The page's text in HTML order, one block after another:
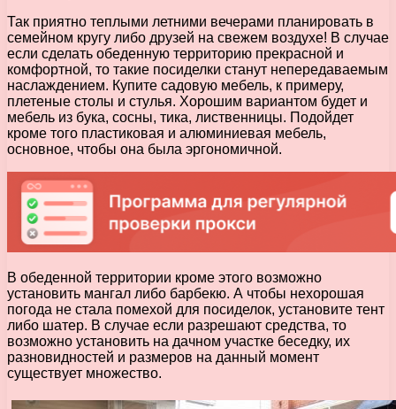
Так приятно теплыми летними вечерами планировать в
семейном кругу либо друзей на свежем воздухе! В случае
если сделать обеденную территорию прекрасной и
комфортной, то такие посиделки станут непередаваемым
наслаждением. Купите садовую мебель, к примеру,
плетеные столы и стулья. Хорошим вариантом будет и
мебель из бука, сосны, тика, лиственницы. Подойдет
кроме того пластиковая и алюминиевая мебель,
основное, чтобы она была эргономичной.
В обеденной территории кроме этого возможно
установить мангал либо барбекю. А чтобы нехорошая
погода не стала помехой для посиделок, установите тент
либо шатер. В случае если разрешают средства, то
возможно установить на дачном участке беседку, их
разновидностей и размеров на данный момент
существует множество.